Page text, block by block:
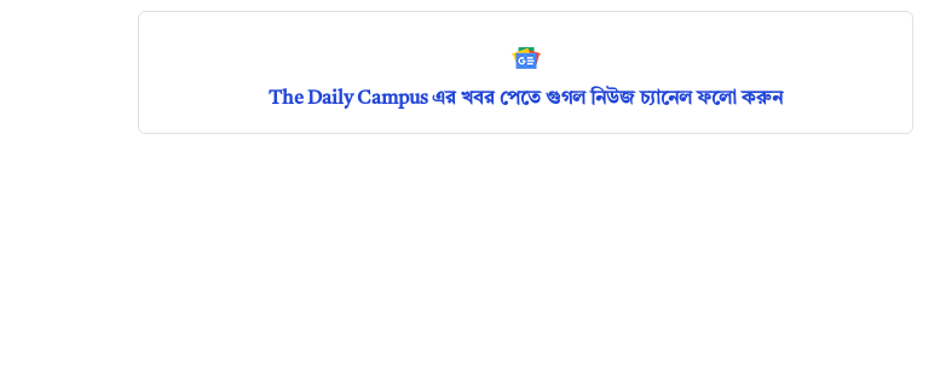
The Daily Campus এর খবর পেতে গুগল নিউজ চ্যানেল ফলো করুন